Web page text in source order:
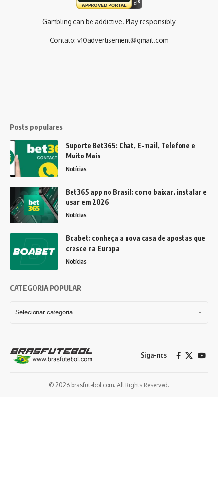
Gambling can be addictive. Play responsibly
Contato: v10advertisement@gmail.com
Posts populares
Suporte Bet365: Chat, E-mail, Telefone e
Muito Mais
Notícias
Bet365 app no Brasil: como baixar, instalar e
usar em 2026
Notícias
Boabet: conheça a nova casa de apostas que
cresce na Europa
Notícias
CATEGORIA POPULAR
Siga-nos
© 2026 brasfutebol.com. All Rights Reserved.